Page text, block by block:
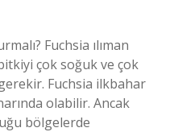
Fuchsia ılıman
çok soğuk ve çok
Fuchsia ilkbahar
olabilir. Ancak
bölgelerde